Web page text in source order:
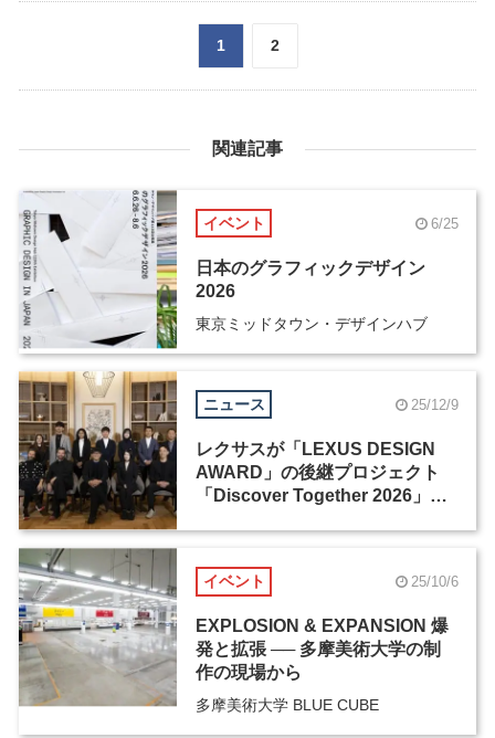
1 2
関連記事
イベント 6/25
日本のグラフィックデザイン
2026
東京ミッドタウン・デザインハブ
ニュース 25/12/9
レクサスが「LEXUS DESIGN
AWARD」の後継プロジェクト
「Discover Together 2026」を
イベント 25/10/6
EXPLOSION & EXPANSION 爆
発と拡張 ── 多摩美術大学の制
作の現場から
多摩美術大学 BLUE CUBE